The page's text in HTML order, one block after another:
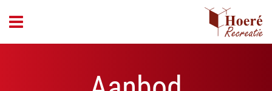
header_open_menu